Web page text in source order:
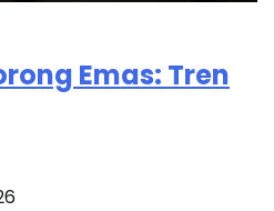
Emas: Tren